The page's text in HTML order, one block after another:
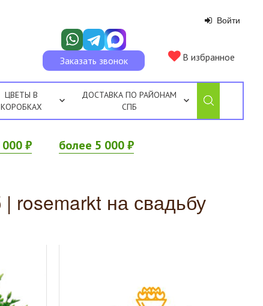
Войти
Заказать звонок В избранное
ЦВЕТЫ В
КОРОБКАХ
ДОСТАВКА ПО РАЙОНАМ
СПБ
₽ более 5 000 ₽
rosemarkt на свадьбу